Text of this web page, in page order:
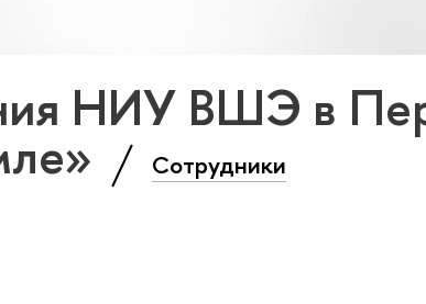
НИУ ВШЭ в
Сотрудники